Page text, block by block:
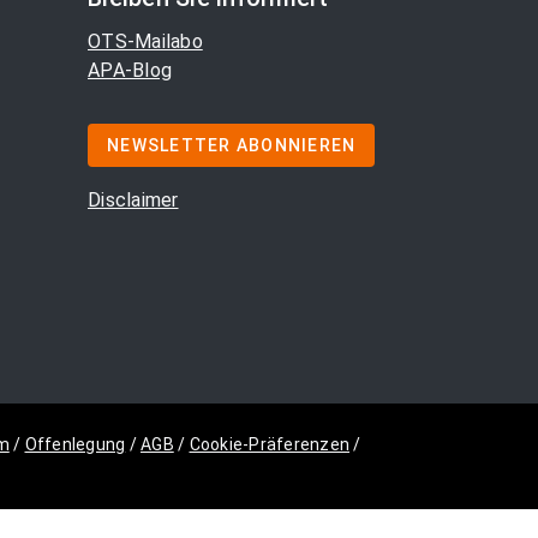
OTS-Mailabo
APA-Blog
NEWSLETTER ABONNIEREN
Disclaimer
/ Offenlegung /AGB / Cookie-Präferenzen /